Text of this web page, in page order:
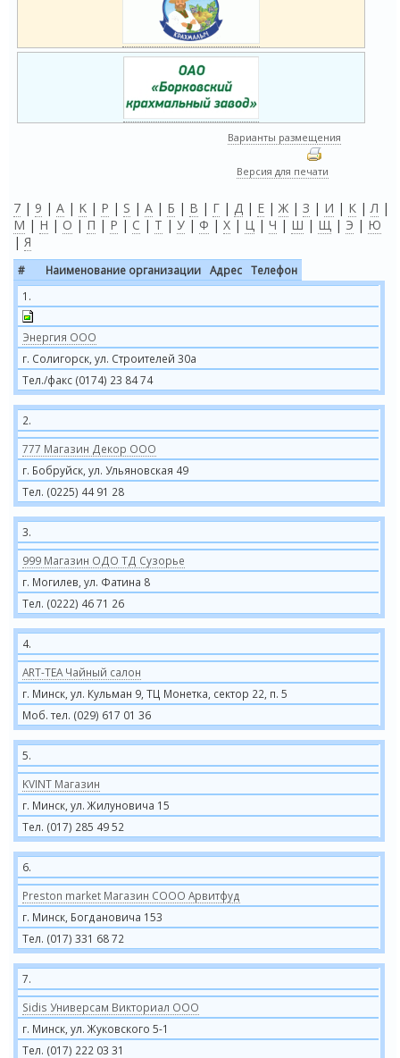
Варианты размещения
Версия для печати
7 | 9 | A | K | P | S | А | Б | В | Г | Д | Е | Ж | З | И | К |Л |
М | Н | О | П | Р | С | Т | У | Ф | Х | Ц | Ч | Ш | Щ | Э | Ю
| Я
# Наименование организации Адрес
Телефон
1.
Энергия ООО
г. Солигорск, ул. Строителей 30а
Тел./факс (0174) 23 84 74
2.
777 Магазин Декор ООО
г. Бобруйск, ул. Ульяновская 49
Тел. (0225) 44 91 28
3.
999 Магазин ОДО ТД Сузорье
г. Могилев, ул. Фатина 8
Тел. (0222) 46 71 26
4.
ART-TEA Чайный салон
г. Минск, ул. Кульман 9, ТЦ Монетка, сектор 22, п. 5
Моб. тел. (029) 617 01 36
5.
KVINT Магазин
г. Минск, ул. Жилуновича 15
Тел. (017) 285 49 52
6.
Preston market Магазин СООО Арвитфуд
г. Минск, Богдановича 153
Тел. (017) 331 68 72
7.
Sidis Универсам Викториал ООО
г. Минск, ул. Жуковского 5-1
Тел. (017) 222 03 31